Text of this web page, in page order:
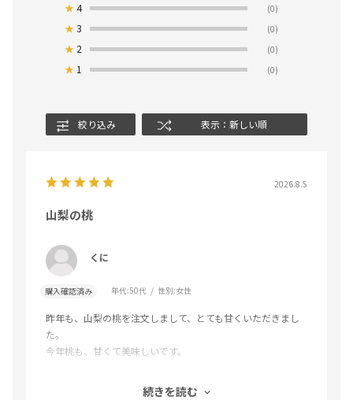
★4 (0)
★3 (0)
★ 2 (0)
★ 1 (0)
絞り込み 表示：新しい順
2026.8.5
山梨の桃
くに
購入確認済み 年代:50代 性別:女性
昨年も、山梨の桃を注文しまして、とても甘くいただきまし
た。
今年桃も、甘くて美味しいです。
郵便局の商品は、安心して注文できます。ありがとうござい
続きを読む